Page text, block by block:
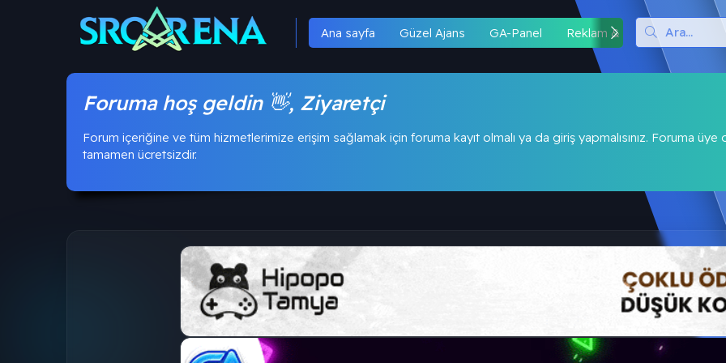
Ana sayfa Güzel Ajans GA-Panel Reklam & İş Birliği
Foruma hoş geldin 👋, Ziyaretçi
Forum içeriğine ve tüm hizmetlerimize erişim sağlamak için foruma kayıt olmalı ya da giriş yapmalısınız. Foruma üye
tamamen ücretsizdir.